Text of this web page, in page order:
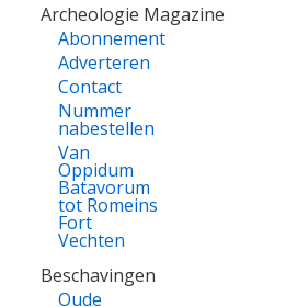
Archeologie Magazine
Abonnement
Adverteren
Contact
Nummer
nabestellen
Van
Oppidum
Batavorum
tot Romeins
Fort
Vechten
Beschavingen
Oude